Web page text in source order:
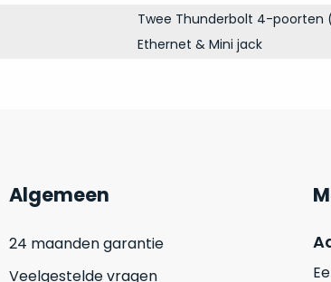
Twee Thunderbolt 4-poorten
Ethernet & Mini jack
Algemeen
24 maanden garantie
Veelgestelde vragen